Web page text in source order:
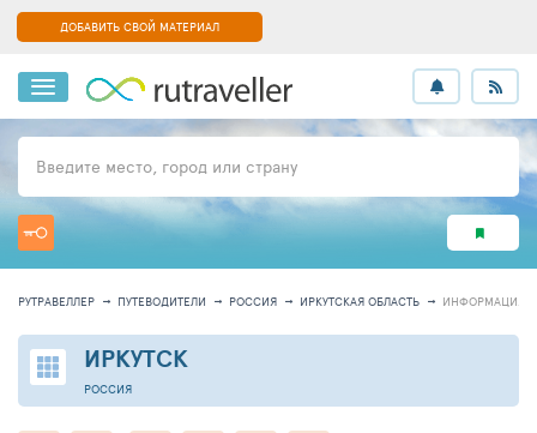
ДОБАВИТЬ СВОЙ МАТЕРИАЛ
Введите место, город или страну
РУТРАВЕЛЛЕР ПУТЕВОДИТЕЛИ РОССИЯ ИРКУТСКАЯ ОБЛАСТЬ ИНФОРМАЦИЯ
ИРКУТСК
РОССИЯ